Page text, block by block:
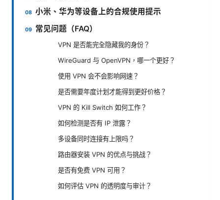
小米、华为等设备上的合规使用提示
常见问题（FAQ）
VPN 是否能完全隐藏我的身份？
WireGuard 与 OpenVPN，哪一个更好？
使用 VPN 会不会影响网速？
是否需要年度计划才能得到更好价格？
VPN 的 Kill Switch 如何工作？
如何检测是否有 IP 泄露？
多设备同时连接有上限吗？
路由器安装 VPN 的优点与挑战？
是否有免费 VPN 可用？
如何评估 VPN 的透明度与审计？